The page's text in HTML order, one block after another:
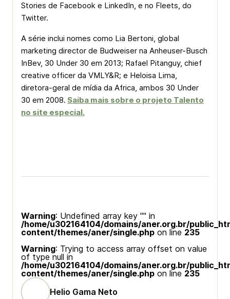
Stories de Facebook e LinkedIn, e no Fleets, do
Twitter.
A série inclui nomes como Lia Bertoni, global
marketing director de Budweiser na Anheuser-Busch
InBev, 30 Under 30 em 2013; Rafael Pitanguy, chief
creative officer da VMLY&R; e Heloisa Lima,
diretora-geral de mídia da Africa, ambos 30 Under
30 em 2008. Saiba mais sobre o projeto Talento
no site especial.
Warning: Undefined array key "" in
/home/u302164104/domains/aner.org.br/
content/themes/aner/single.php on line 235
Warning: Trying to access array offset on value
of type null in
/home/u302164104/domains/aner.org.br/
content/themes/aner/single.php on line 235
Helio Gama Neto